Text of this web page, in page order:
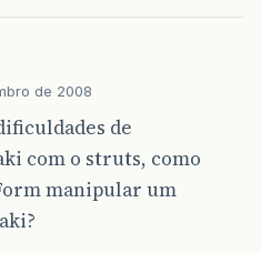
de 2008
de
com o struts, como
manipular um